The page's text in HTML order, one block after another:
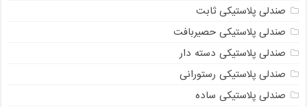
صندلی پلاستیکی ثابت
صندلی پلاستیکی حصیربافت
صندلی پلاستیکی دسته دار
صندلی پلاستیکی رستورانی
صندلی پلاستیکی ساده